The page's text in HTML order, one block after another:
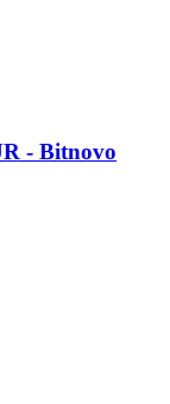
- Bitnovo